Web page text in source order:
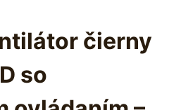
čierny
so